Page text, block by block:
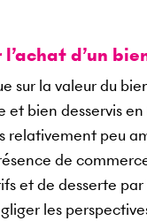
d’un
sur la valeur du
bien desservis
relativement peu
de
et de desserte
les